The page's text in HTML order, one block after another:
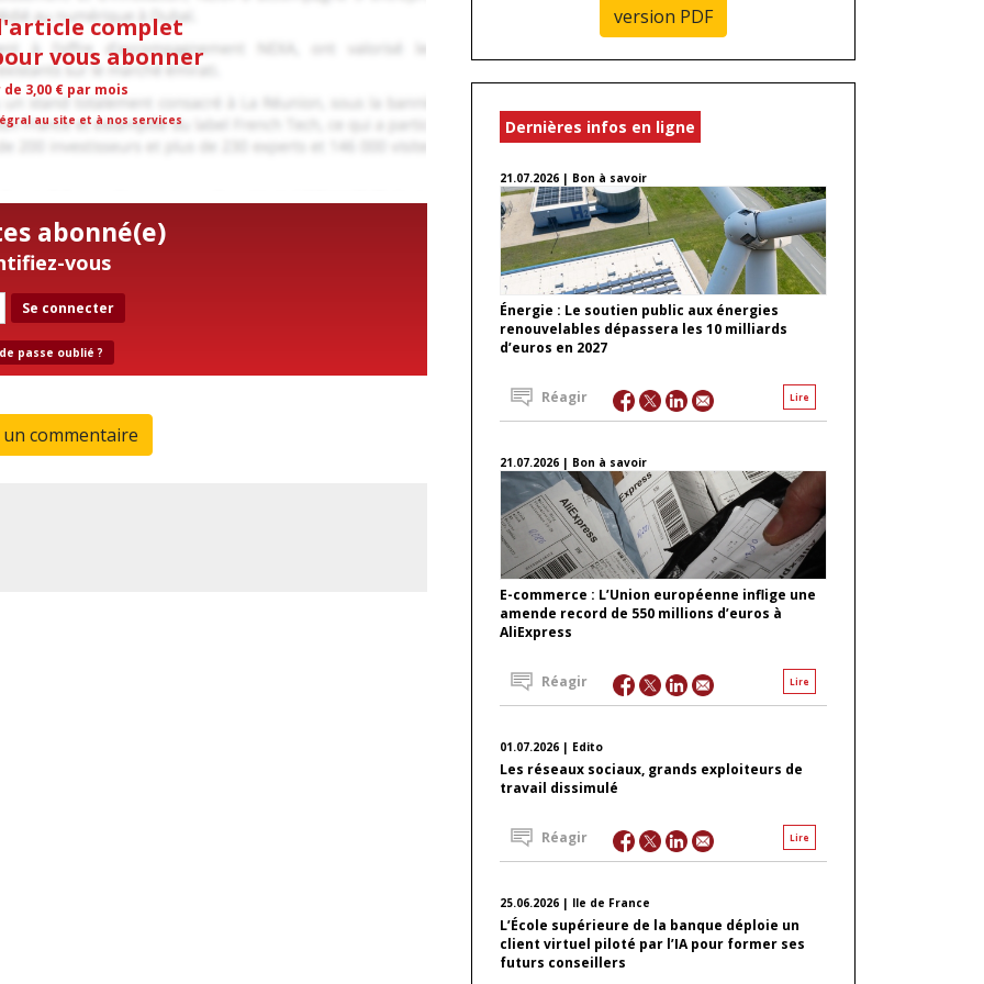
complet
vous abonner
3,00 € par mois
au site et à nos services
abonné(e)
vous
Se connecter
passe oublié ?
commentaire
version PDF
Dernières infos en ligne
21.07.2026 | Bon à savoir
Énergie : Le soutien public aux énergies
renouvelables dépassera les 10 milliards
d’euros en 2027
Lire
Réagir
21.07.2026 | Bon à savoir
E-commerce : L’Union européenne inflige une
amende record de 550 millions d’euros à
AliExpress
Lire
Réagir
01.07.2026 | Edito
Les réseaux sociaux, grands exploiteurs de
travail dissimulé
Lire
Réagir
25.06.2026 | Ile de France
L’École supérieure de la banque déploie un
client virtuel piloté par l’IA pour former ses
futurs conseillers